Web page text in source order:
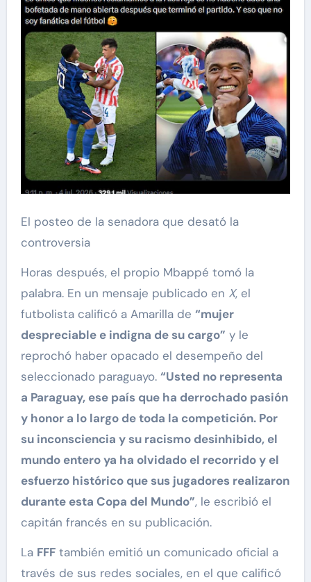
El posteo de la senadora que desató la
controversia
Horas después, el propio Mbappé tomó la
palabra. En un mensaje publicado en X, el
futbolista calificó a Amarilla de “mujer
despreciable e indigna de su cargo” y le
reprochó haber opacado el desempeño del
seleccionado paraguayo. “Usted no representa
a Paraguay, ese país que ha derrochado pasión
y honor a lo largo de toda la competición. Por
su inconsciencia y su racismo desinhibido, el
mundo entero ya ha olvidado el recorrido y el
esfuerzo histórico que sus jugadores realizaron
durante esta Copa del Mundo”, le escribió el
capitán francés en su publicación.
La FFFtambién emitió un comunicado oficial a
través de sus redes sociales, en el que calificó